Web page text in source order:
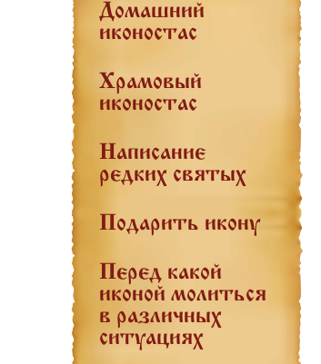
Домашний
иконостас
Храмовый
иконостас
Написание
редких святых
Подарить икону
Перед какой
иконой молиться
в различных
ситуациях